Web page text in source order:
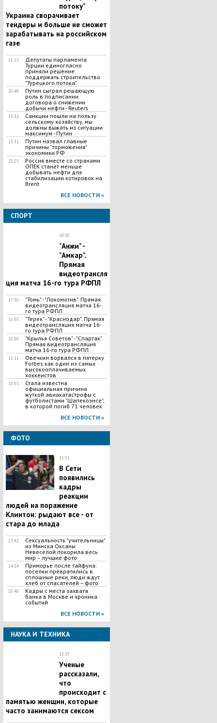
потоку"
Украина сворачивает
тендеры и больше не сможет
зарабатывать на российском
газе
11:25
Депутаты парламента
Турции единогласно
приняли решение
поддержать строительство
"Турецкого потока"
20:48
Путин сыграл решающую
роль в подписании
договора о снижении
добычи нефти - Reuters
13:33
Санкции пошли на пользу
сельскому хозяйству, мы
должны выжать из ситуации
максимум - Путин
13:31
Путин назвал главные
причины "торможения"
экономики РФ
23:25
Россия вместе со странами
ОПЕК станет меньше
добывать нефти для
стабилизации котировок на
Brent
ВСЕ НОВОСТИ »
СПОРТ
18:30
"Анжи" -
"Амкар".
Прямая
видеотрансля
ция матча 16-го тура РФПЛ
17:30
"Томь" - "Локомотив". Прямая
видеотрансляция матча 16-
го тура РФПЛ
16:05
"Терек" - "Краснодар". Прямая
видеотрансляция матча 16-
го тура РФПЛ
16:00
"Крылья Советов" - "Спартак".
Прямая видеотрансляция
матча 16-го тура РФПЛ
11:11
Овечкин ворвался в пятерку
Forbes как один из самых
высокооплачиваемых
хоккеистов
10:01
Стала известна
официальная причина
жуткой авиакатастрофы с
футболистами "Шапекоэнсе",
в которой погиб 71 человек
ВСЕ НОВОСТИ »
ФОТО
11:51
В Сети
появились
кадры
реакции
людей на поражение
Клинтон: рыдают все - от
стара до млада
23:42
Сексуальность "учительницы"
из Минска Оксаны
Невеселой покорила весь
мир – лучшие фото
14:54
Приморье после тайфуна:
поселки превратились в
сплошные реки, люди ждут
хлеб от спасателей – фото
20:40
Кадры с места захвата
банка в Москве и хроника
событий
ВСЕ НОВОСТИ »
НАУКА И ТЕХНИКА
13:19
Ученые
рассказали,
что
происходит с
памятью женщин, которые
часто занимаются сексом